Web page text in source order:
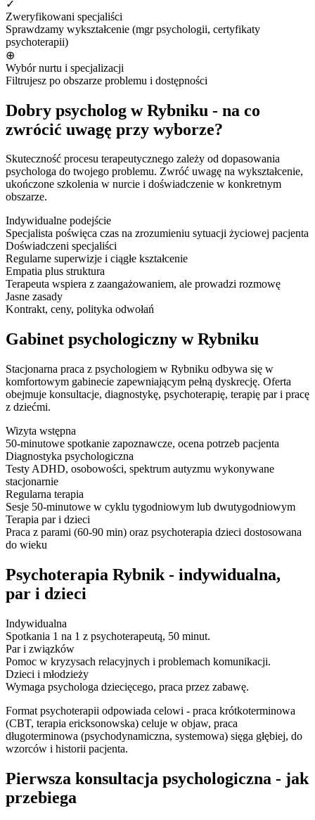
✓
Zweryfikowani specjaliści
Sprawdzamy wykształcenie (mgr psychologii, certyfikaty
psychoterapii)
⊕
Wybór nurtu i specjalizacji
Filtrujesz po obszarze problemu i dostępności
Dobry psycholog w Rybniku - na co
zwrócić uwagę przy wyborze?
Skuteczność procesu terapeutycznego zależy od dopasowania
psychologa do twojego problemu. Zwróć uwagę na wykształcenie,
ukończone szkolenia w nurcie i doświadczenie w konkretnym
obszarze.
Indywidualne podejście
Specjalista poświęca czas na zrozumieniu sytuacji życiowej pacjenta
Doświadczeni specjaliści
Regularne superwizje i ciągłe kształcenie
Empatia plus struktura
Terapeuta wspiera z zaangażowaniem, ale prowadzi rozmowę
Jasne zasady
Kontrakt, ceny, polityka odwołań
Gabinet psychologiczny w Rybniku
Stacjonarna praca z psychologiem w Rybniku odbywa się w
komfortowym gabinecie zapewniającym pełną dyskrecję. Oferta
obejmuje konsultacje, diagnostykę, psychoterapię, terapię par i pracę
z dziećmi.
Wizyta wstępna
50-minutowe spotkanie zapoznawcze, ocena potrzeb pacjenta
Diagnostyka psychologiczna
Testy ADHD, osobowości, spektrum autyzmu wykonywane
stacjonarnie
Regularna terapia
Sesje 50-minutowe w cyklu tygodniowym lub dwutygodniowym
Terapia par i dzieci
Praca z parami (60-90 min) oraz psychoterapia dzieci dostosowana
do wieku
Psychoterapia Rybnik - indywidualna,
par i dzieci
Indywidualna
Spotkania 1 na 1 z psychoterapeutą, 50 minut.
Par i związków
Pomoc w kryzysach relacyjnych i problemach komunikacji.
Dzieci i młodzieży
Wymaga psychologa dziecięcego, praca przez zabawę.
Format psychoterapii odpowiada celowi - praca krótkoterminowa
(CBT, terapia ericksonowska) celuje w objaw, praca
długoterminowa (psychodynamiczna, systemowa) sięga głębiej, do
wzorców i historii pacjenta.
Pierwsza konsultacja psychologiczna - jak
przebiega